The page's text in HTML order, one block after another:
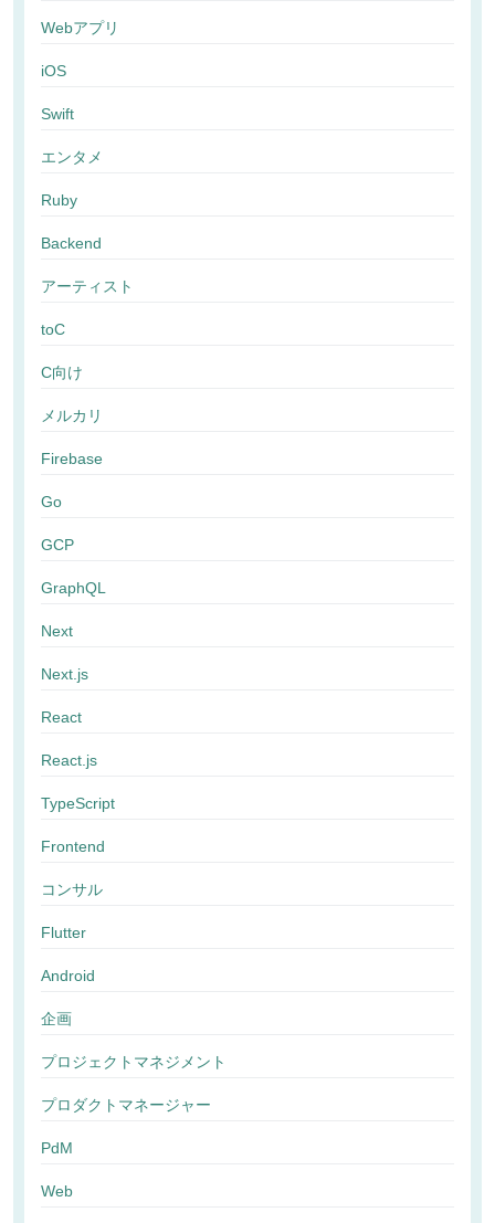
Webアプリ
iOS
Swift
エンタメ
Ruby
Backend
アーティスト
toC
C向け
メルカリ
Firebase
Go
GCP
GraphQL
Next
Next.js
React
React.js
TypeScript
Frontend
コンサル
Flutter
Android
企画
プロジェクトマネジメント
プロダクトマネージャー
PdM
Web